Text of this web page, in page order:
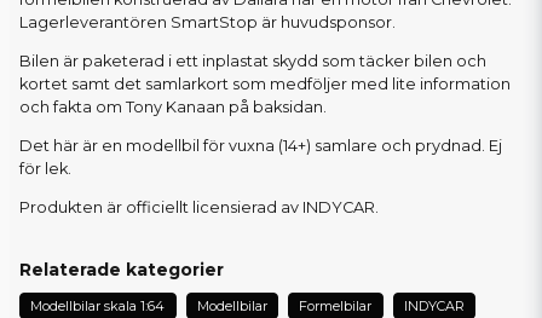
Lagerleverantören SmartStop är huvudsponsor.
Bilen är paketerad i ett inplastat skydd som täcker bilen och
kortet samt det samlarkort som medföljer med lite information
och fakta om Tony Kanaan på baksidan.
Det här är en modellbil för vuxna (14+) samlare och prydnad. Ej
för lek.
Produkten är officiellt licensierad av INDYCAR.
Relaterade kategorier
Modellbilar skala 1:64 Modellbilar Formelbilar INDYCAR